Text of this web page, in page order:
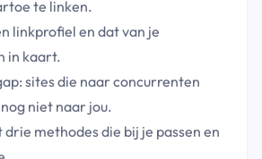
te linken.
linkprofiel en dat van je
in kaart.
sites die naar concurrenten
niet naar jou.
methodes die bij je passen en